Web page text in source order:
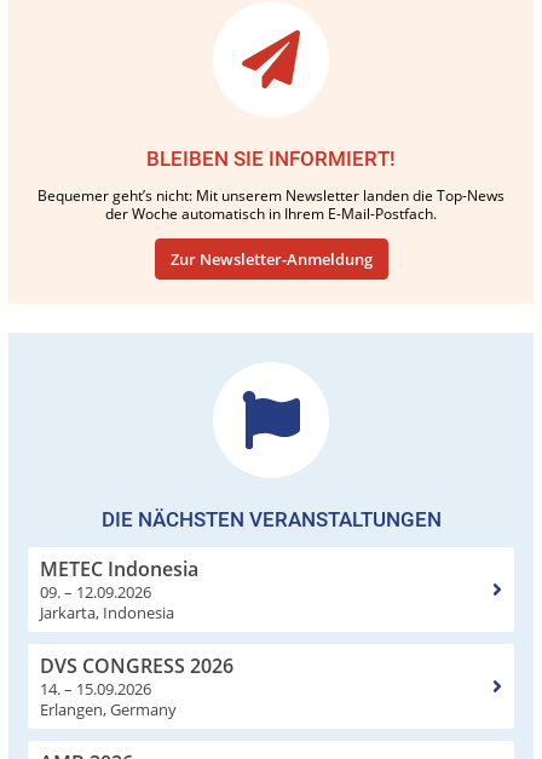
BLEIBEN SIE INFORMIERT!
Bequemer geht’s nicht: Mit unserem Newsletter landen die Top-News
der Woche automatisch in Ihrem E-Mail-Postfach.
Zur Newsletter-Anmeldung
DIE NÄCHSTEN VERANSTALTUNGEN
METEC Indonesia
09. – 12.09.2026
Jarkarta, Indonesia
DVS CONGRESS 2026
14. – 15.09.2026
Erlangen, Germany